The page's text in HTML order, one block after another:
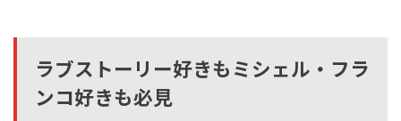
ラブストーリー好きもミシェル・フラ
ンコ好きも必見